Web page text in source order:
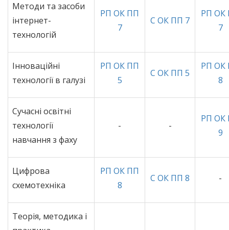
Методи та засоби
інтернет-
технологій
РП ОК ПП
7
С ОК ПП 7
РП ОК
7
Інноваційні
технології в галузі
РП ОК ПП
5
С ОК ПП 5
РП ОК
8
Сучасні освітні
технології
навчання з фаху
- -
РП ОК
9
Цифрова
схемотехніка
РП ОК ПП
8
С ОК ПП 8 -
Теорія, методика і